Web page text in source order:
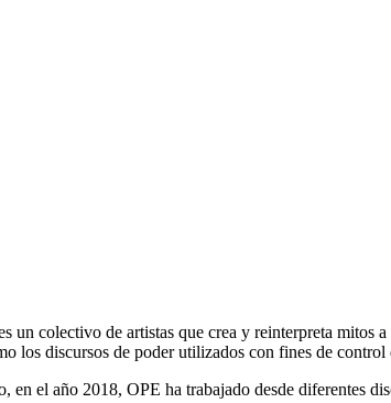
un colectivo de artistas que crea y reinterpreta mitos
los discursos de poder utilizados con fines de control
en el año 2018, OPE ha trabajado desde diferentes